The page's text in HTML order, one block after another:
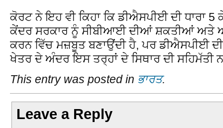
ਕੋਰਟ ਨੇ ਇਹ ਵੀ ਕਿਹਾ ਕਿ ਡੀਐਸਪੀਈ ਦੀ ਧਾਰਾ 5
ਕੇਂਦਰ ਸਰਕਾਰ ਨੂੰ ਸੀਬੀਆਈ ਦੀਆਂ ਸ਼ਕਤੀਆਂ ਅਤੇ
ਕਰਨ ਵਿੱਚ ਮਜ਼ਬੂਤ ਬਣਾਉਂਦੀ ਹੈ, ਪਰ ਡੀਐਸਪੀਈ ਦੀ
ਖੇਤਰ ਦੇ ਅੰਦਰ ਇਸ ਤਰ੍ਹਾਂ ਦੇ ਸਿਥਾਰ ਦੀ ਸਹਿਮੱਤੀ
This entry was posted in ਭਾਰਤ.
Leave a Reply